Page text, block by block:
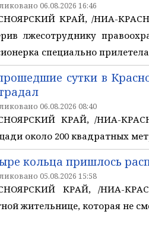
06.08.2026 16:46
КРАЙ, /НИА-
лжесотруднику
специально
сутки в
06.08.2026 08:40
КРАЙ, /НИА-
около 200 квадратных
кольца пришлось
05.08.2026 15:58
КРАЙ, /НИА-
жительнице, которая не